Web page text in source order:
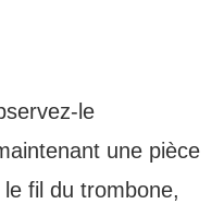
le
une pièce
fil du trombone,